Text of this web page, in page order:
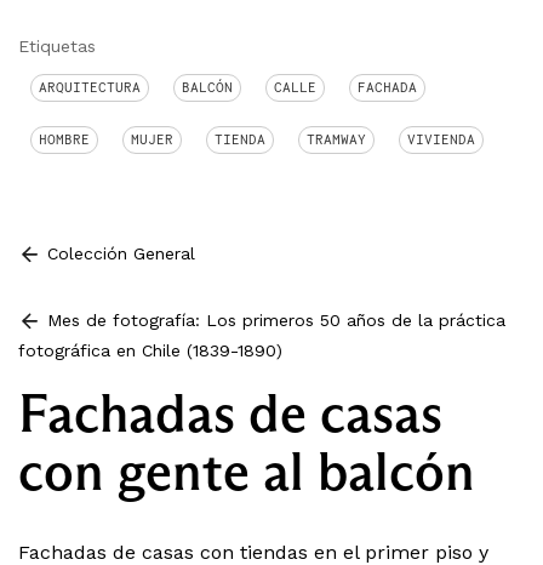
Etiquetas
ARQUITECTURA BALCÓN CALLE FACHADA
HOMBRE MUJER TIENDA TRAMWAY VIVIENDA
Colección General
Mes de fotografía: Los primeros 50 años de la práctica
fotográfica en Chile (1839-1890)
Fachadas de casas
con gente al balcón
Fachadas de casas con tiendas en el primer piso y